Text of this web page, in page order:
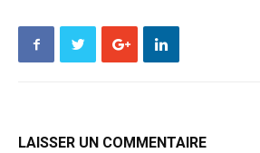
LAISSER UN COMMENTAIRE